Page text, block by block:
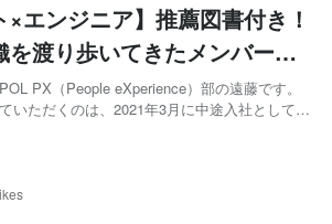
×エンジニア】推薦図書付き！
を渡り歩いてきたメンバーだ
POLエンジニアチームの“真
PX（People eXperience）部の遠藤です。
いただくのは、2021年3月に中途入社として
に在住しており、選考から入社後まで全てフ
ります。 ...